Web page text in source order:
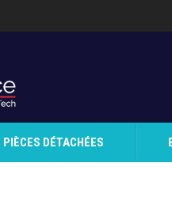
PIÈCES DÉTACHÉES